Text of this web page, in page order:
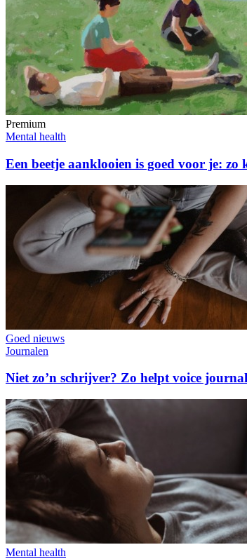
Premium
Mental health
Een beetje aanklooien is goed voor je:
Goed nieuws
Journalen
Niet zo’n schrijver? Zo helpt voice
Mental health